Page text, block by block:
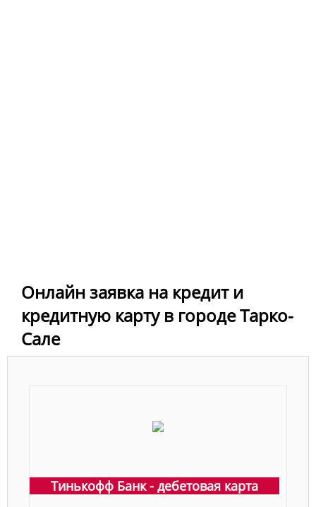
Онлайн заявка на кредит и
кредитную карту в городе Тарко-
Сале
Тинькофф Банк - дебетовая карта